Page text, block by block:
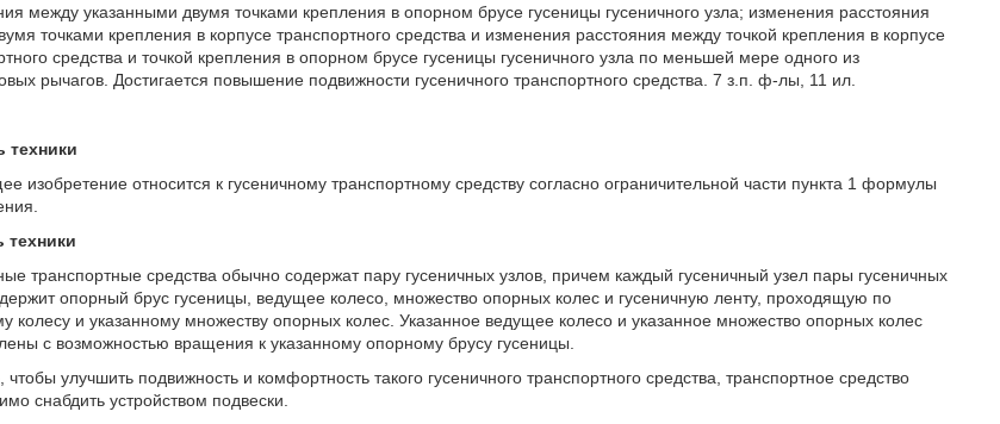
между указанными двумя точками крепления в опорном брусе гусеницы гусеничного узла; изменения расстояния
точками крепления в корпусе транспортного средства и изменения расстояния между точкой крепления в корпусе
средства и точкой крепления в опорном брусе гусеницы гусеничного узла по меньшей мере одного из
рычагов. Достигается повышение подвижности гусеничного транспортного средства. 7 з.п. ф-лы, 11 ил.
техники
изобретение относится к гусеничному транспортному средству согласно ограничительной части пункта 1 формулы
техники
транспортные средства обычно содержат пару гусеничных узлов, причем каждый гусеничный узел пары гусеничных
опорный брус гусеницы, ведущее колесо, множество опорных колес и гусеничную ленту, проходящую по
колесу и указанному множеству опорных колес. Указанное ведущее колесо и указанное множество опорных колес
с возможностью вращения к указанному опорному брусу гусеницы.
чтобы улучшить подвижность и комфортность такого гусеничного транспортного средства, транспортное средство
снабдить устройством подвески.